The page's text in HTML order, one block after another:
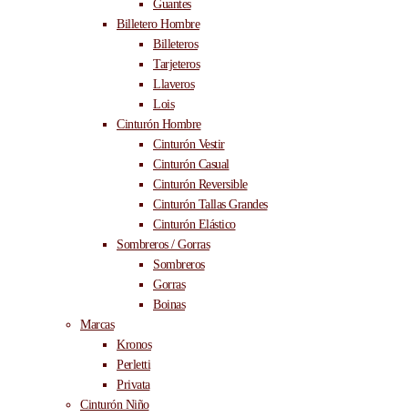
Guantes
Billetero Hombre
Billeteros
Tarjeteros
Llaveros
Lois
Cinturón Hombre
Cinturón Vestir
Cinturón Casual
Cinturón Reversible
Cinturón Tallas Grandes
Cinturón Elástico
Sombreros / Gorras
Sombreros
Gorras
Boinas
Marcas
Kronos
Perletti
Privata
Cinturón Niño